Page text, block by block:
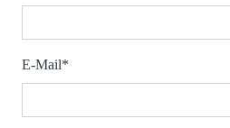
E-Mail*